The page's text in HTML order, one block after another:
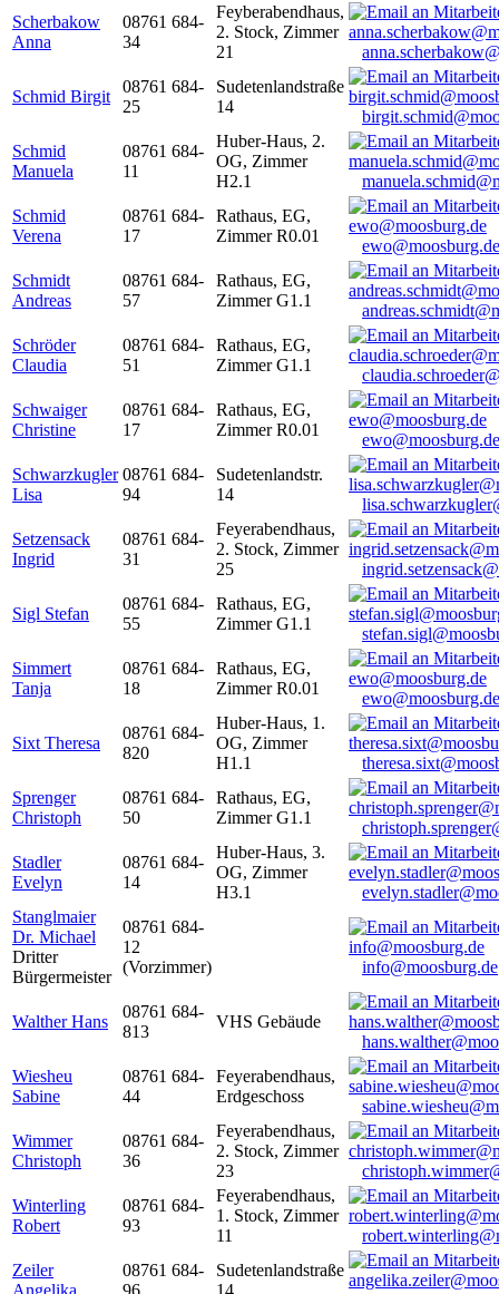
Scherbakow
Anna
08761 684-
34
Feyberabendhaus,
2. Stock, Zimmer
21
Schmid Birgit
08761 684-
25
Sudetenlandstraße
14
Schmid
Manuela
08761 684-
11
Huber-Haus, 2.
OG, Zimmer
H2.1
Schmid
Verena
08761 684-
17
Rathaus, EG,
Zimmer R0.01
ewo@moosburg.de
Schmidt
Andreas
08761 684-
57
Rathaus, EG,
Zimmer G1.1
Schröder
Claudia
08761 684-
51
Rathaus, EG,
Zimmer G1.1
Schwaiger
Christine
08761 684-
17
Rathaus, EG,
Zimmer R0.01
ewo@moosburg.de
Schwarzkugler
Lisa
08761 684-
94
Sudetenlandstr.
14
Setzensack
Ingrid
08761 684-
31
Feyerabendhaus,
2. Stock, Zimmer
25
Sigl Stefan
08761 684-
55
Rathaus, EG,
Zimmer G1.1
Simmert
Tanja
08761 684-
18
Rathaus, EG,
Zimmer R0.01
ewo@moosburg.de
Sixt Theresa
08761 684-
820
Huber-Haus, 1.
OG, Zimmer
H1.1
Sprenger
Christoph
08761 684-
50
Rathaus, EG,
Zimmer G1.1
Stadler
Evelyn
08761 684-
14
Huber-Haus, 3.
OG, Zimmer
H3.1
Stanglmaier
Dr. Michael
Dritter
Bürgermeister
08761 684-
12
(Vorzimmer)
info@moosburg.de
Walther Hans
08761 684-
813
VHS Gebäude
Wiesheu
Sabine
08761 684-
44
Feyerabendhaus,
Erdgeschoss
Wimmer
Christoph
08761 684-
36
Feyerabendhaus,
2. Stock, Zimmer
23
Winterling
Robert
08761 684-
93
Feyerabendhaus,
1. Stock, Zimmer
11
Zeiler
Angelika
08761 684-
96
Sudetenlandstraße
14